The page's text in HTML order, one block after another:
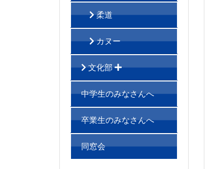
柔道
カヌー
文化部
中学生のみなさんへ
卒業生のみなさんへ
同窓会